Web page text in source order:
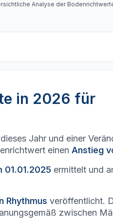
Analyse der
in 2026 für
Jahr und einer
einen Anstieg
01.01.2025 ermittelt und
Rhythmus veröffentlicht.
zwischen